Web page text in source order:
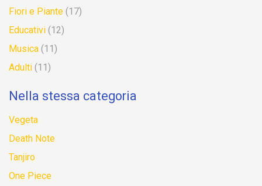
Fiori e Piante (17)
Educativi (12)
Musica (11)
Adulti (11)
Nella stessa categoria
Vegeta
Death Note
Tanjiro
One Piece